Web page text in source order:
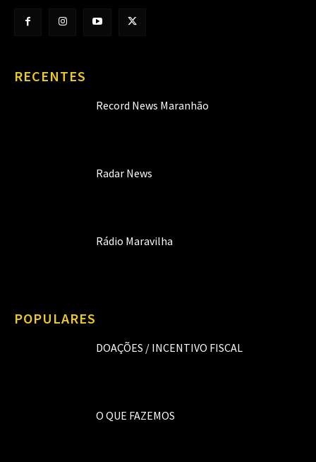
RECENTES
Record News Maranhão
Radar News
Rádio Maravilha
POPULARES
DOAÇÕES / INCENTIVO FISCAL
O QUE FAZEMOS